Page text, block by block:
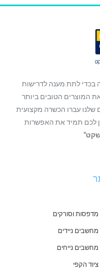
בכדי לתת מענה לדרישות
המוצרים הטובים ביותר
שלנו עברו הכשרה מקצועית
לכם תמיד את האפשרות
מדפסות וסורקים
מחשבים ניידים
מחשבים נייחים
ציוד הקפי